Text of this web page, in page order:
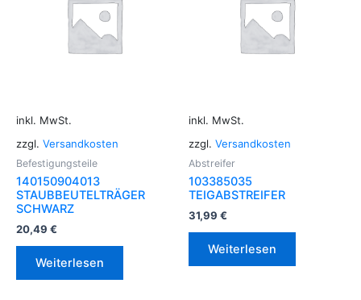
inkl. MwSt.
zzgl. Versandkosten
Befestigungsteile
140150904013
STAUBBEUTELTRÄGER
SCHWARZ
20,49 €
Weiterlesen
inkl. MwSt.
zzgl. Versandkosten
Abstreifer
103385035
TEIGABSTREIFER
31,99 €
Weiterlesen